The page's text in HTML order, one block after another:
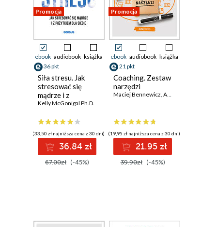
Promocja
ebook audiobook książka
36 pkt
Siła stresu. Jak
stresować się
mądrze i z
pożytkiem dla
Kelly McGonigal Ph.D.
(33,50 zł najniższa cena z 30 dni)
36.84 zł
67.00zł (-45%)
Promocja
ebook audiobook książka
21 pkt
Coaching. Zestaw
narzędzi
Maciej Bennewicz, Anna Prelewicz
(19,95 zł najniższa cena z 30 dni)
21.95 zł
39.90zł (-45%)